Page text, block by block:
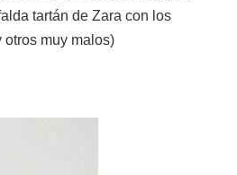
tartán de Zara con los
muy malos)